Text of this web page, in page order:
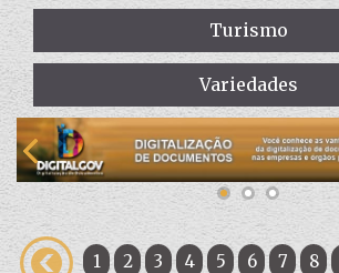
Turismo
Variedades
1 2 3 4 5 6 7 8